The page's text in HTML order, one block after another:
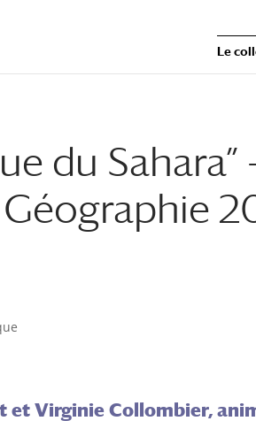
Le
du Sahara”
et Virginie Collombier,